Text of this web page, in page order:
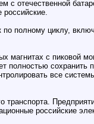
отечественной
полному циклу,
магнитах с пиковой
полностью
все
российские